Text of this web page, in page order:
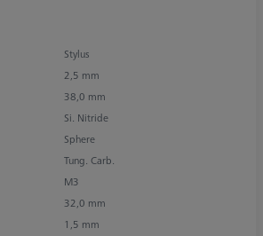
Stylus
2,5 mm
38,0 mm
Si. Nitride
Sphere
Tung. Carb.
M3
32,0 mm
1,5 mm